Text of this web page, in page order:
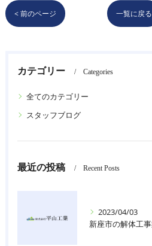
< 前のページ 一覧に戻る
カテゴリー Categories
全てのカテゴリー
スタッフブログ
最近の投稿 Recent Posts
2023/04/03